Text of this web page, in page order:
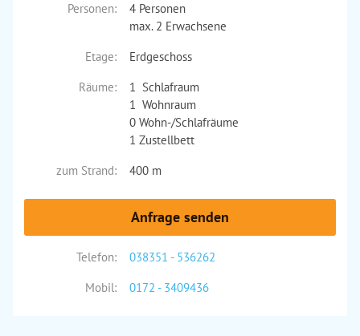
Personen:
4 Personen
max. 2 Erwachsene
Etage:
Erdgeschoss
Räume:
1 Schlafraum
1 Wohnraum
0 Wohn-/Schlafräume
1 Zustellbett
zum Strand:
400 m
Anfrage senden
Telefon:
038351 - 536262
Mobil:
0172 - 3409436